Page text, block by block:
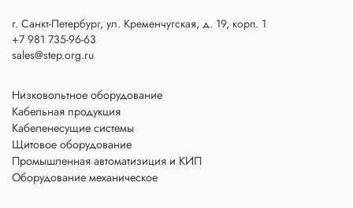
г. Санкт-Петербург, ул. Кременчугская, д. 19, корп. 1
+7 981 735-96-63
sales@step.org.ru
Низковольтное оборудование
Кабельная продукция
Кабеленесущие системы
Щитовое оборудование
Промышленная автоматизиция и КИП
Оборудование механическое